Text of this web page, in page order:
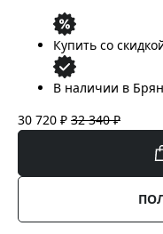
Купить со
В наличии в
30 720 ₽ 32 340 ₽